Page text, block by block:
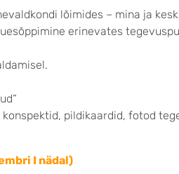
lõimides – mina ja
erinevates
pildikaardid, fotod
I nädal)